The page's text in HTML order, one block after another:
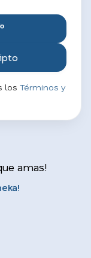
los Términos y
amas!